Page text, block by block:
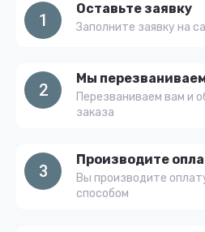
1
Оставьте заявку
Заполните заявку на
2
Мы
Перезваниваем вам и
заказа
3
Производите
Вы производите
способом